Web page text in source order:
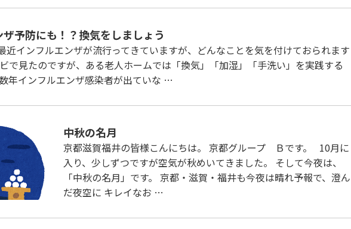
予防にも！？換気をしましょう
近インフルエンザが流行ってきていますが、どんなことを気を付けておられます
で見たのですが、ある老人ホームでは「換気」「加湿」「手洗い」を実践する
年インフルエンザ感染者が出ていな …
中秋の名月
京都滋賀福井の皆様こんにちは。 京都グループ Ｂです。 10月に
入り、少しずつですが空気が秋めいてきました。 そして今夜は、
「中秋の名月」です。 京都・滋賀・福井も今夜は晴れ予報で、澄ん
だ夜空に キレイなお …